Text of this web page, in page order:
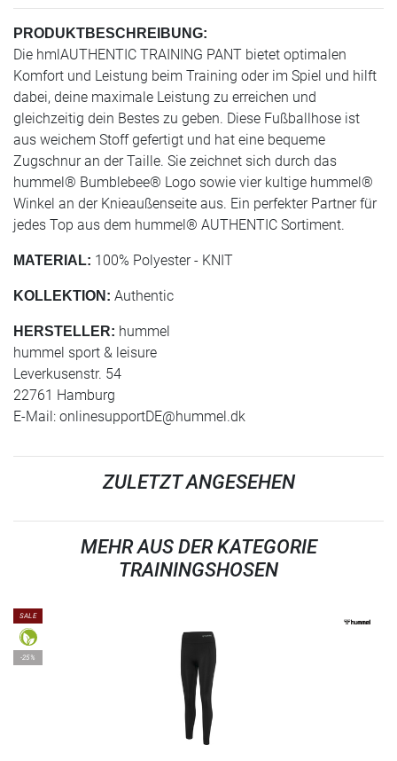
PRODUKTBESCHREIBUNG:
Die hmlAUTHENTIC TRAINING PANT bietet optimalen
Komfort und Leistung beim Training oder im Spiel und hilft
dabei, deine maximale Leistung zu erreichen und
gleichzeitig dein Bestes zu geben. Diese Fußballhose ist
aus weichem Stoff gefertigt und hat eine bequeme
Zugschnur an der Taille. Sie zeichnet sich durch das
hummel® Bumblebee® Logo sowie vier kultige hummel®
Winkel an der Knieaußenseite aus. Ein perfekter Partner für
jedes Top aus dem hummel® AUTHENTIC Sortiment.
MATERIAL: 100% Polyester - KNIT
KOLLEKTION: Authentic
HERSTELLER: hummel
hummel sport & leisure
Leverkusenstr. 54
22761 Hamburg
E-Mail: onlinesupportDE@hummel.dk
ZULETZT ANGESEHEN
MEHR AUS DER KATEGORIE
TRAININGSHOSEN
SALE
-25%